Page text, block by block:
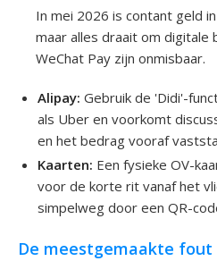
In mei 2026 is contant geld
maar alles draait om digitale
WeChat Pay zijn onmisbaar.
Alipay: Gebruik de 'Didi'-
als Uber en voorkomt
en het bedrag vooraf
Kaarten: Een fysieke OV-
voor de korte rit vanaf het
simpelweg door een QR-
De meestgemaakte